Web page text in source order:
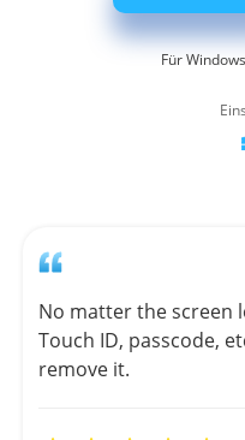
Für
No matter the screen
Touch ID, passcode,
remove it.